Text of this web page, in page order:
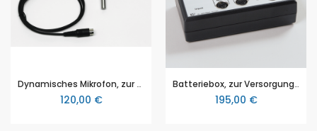
Dynamisches Mikrofon, zur Messung von Schallfrequenzen, Schallgeschwindigkeit und Schallinterferenzen
120,00 €
Batteriebox, zur Versorgung des Mikrofons 800100116 mit einer Spannung von +5 V DC
195,00 €